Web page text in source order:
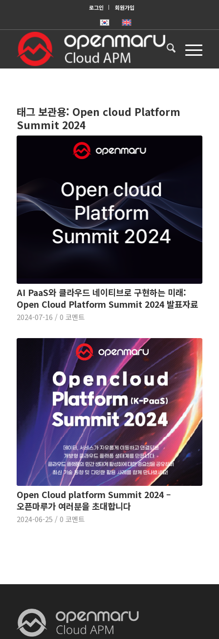
로그인 회원가입
태그 보관용: Open cloud Platform
Summit 2024
AI PaaS와 클라우드 네이티브로 구현하는 미래:
Open Cloud Platform Summit 2024 발표자료
2024-07-16 / 0 코멘트
Open Cloud platform Summit 2024 –
오픈마루가 여러분을 초대합니다
2024-06-25 / 0 코멘트